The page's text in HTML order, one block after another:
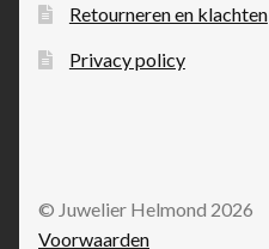
Retourneren en klachten
Privacy policy
© Juwelier Helmond 2026
Voorwaarden